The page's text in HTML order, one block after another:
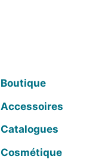
Boutique
Accessoires
Catalogues
Cosmétique